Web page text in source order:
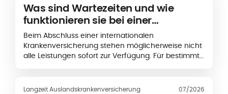
Was sind Wartezeiten und wie
funktionieren sie bei einer
internationalen
Krankenversicherung?
Beim Abschluss einer internationalen
Krankenversicherung stehen möglicherweise nicht
alle Leistungen sofort zur Verfügung. Für bestimmte
bezeichnet wird.
Langzeit Auslandskrankenversicherung 07/2026